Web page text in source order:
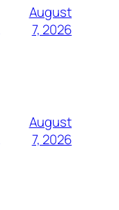
August
7, 2026
August
7, 2026